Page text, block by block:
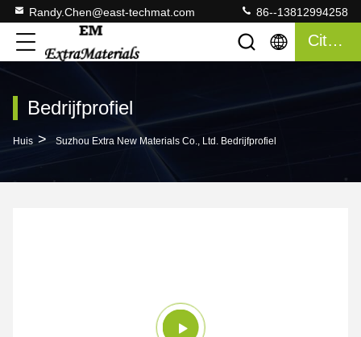
Randy.Chen@east-techmat.com 86--13812994258
Citaat
Bedrijfprofiel
Huis > Suzhou Extra New Materials Co., Ltd. Bedrijfprofiel